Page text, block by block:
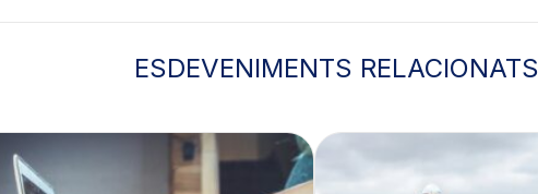
ESDEVENIMENTS RELACIONATS